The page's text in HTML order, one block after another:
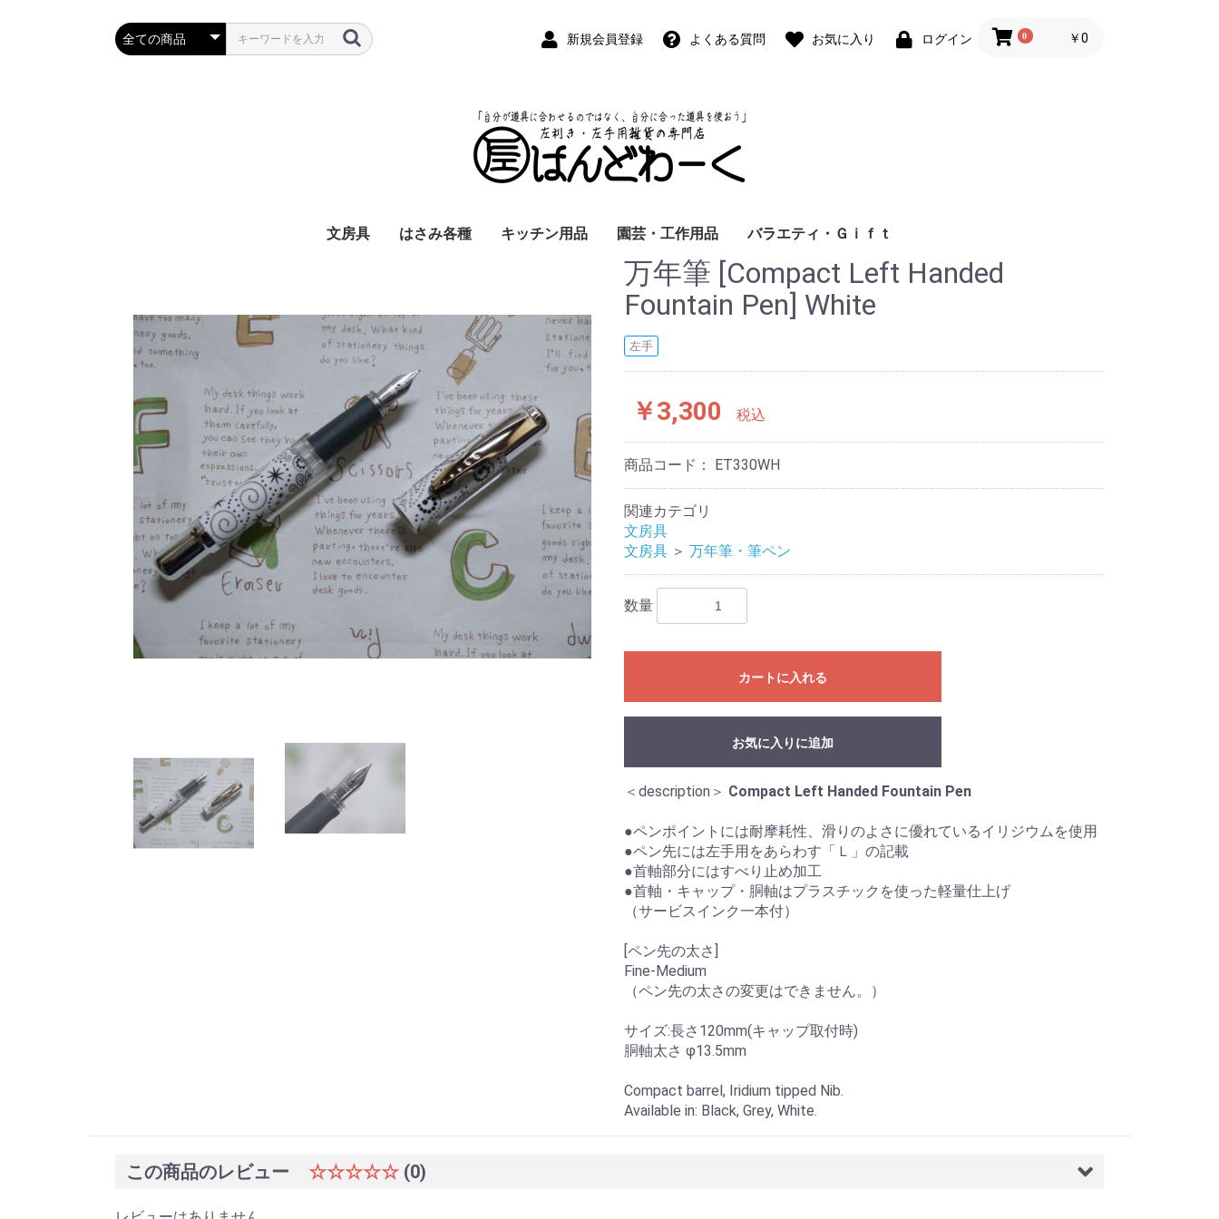
新規会員登録 よくある質問 お気に入り ログイン 0 ￥0
文房具 はさみ各種 キッチン用品 園芸・工作用品
草取鎌
園芸はさみ
メジャー・曲尺
カッター
工作用具・その他
バラエティ・Ｇｉｆｔ
Wallet(財布)
時計
デジタル小物
バラエティグッズ
ファッション小物
京扇子
書籍
万年筆 [Compact Left Handed
Fountain Pen] White
左手
￥3,300 税込
商品コード： ET330WH
関連カテゴリ
文房具
文房具 ＞ 万年筆・筆ペン
数量
カートに入れる
お気に入りに追加
＜description＞ Compact Left Handed Fountain Pen
●ペンポイントには耐摩耗性、滑りのよさに優れているイリジウムを使用
●ペン先には左手用をあらわす「Ｌ」の記載
●首軸部分にはすべり止め加工
●首軸・キャップ・胴軸はプラスチックを使った軽量仕上げ
（サービスインク一本付）
[ペン先の太さ]
Fine-Medium
（ペン先の太さの変更はできません。）
サイズ:長さ120mm(キャップ取付時)
胴軸太さ φ13.5mm
Compact barrel, Iridium tipped Nib.
Available in: Black, Grey, White.
この商品のレビュー ☆☆☆☆☆ (0)